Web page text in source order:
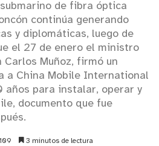
de fibra óptica
continúa generando
y diplomáticas, luego de
el 27 de enero el ministro
Muñoz, firmó un
a China Mobile International
años para instalar, operar y
documento que fue
3 minutos de lectura